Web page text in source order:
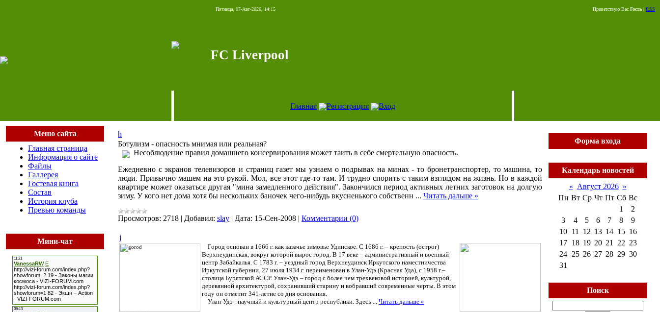
Пятница, 07-Авг-2026, 14:15 Приветствую Вас Гость | RSS
FC Liverpool
Главная Регистрация Вход
Меню сайта
Главная страница
Информация о сайте
Файлы
Галлерея
Гостевая книга
Состав
История клуба
Превью команды
Мини-чат
h
Ботулизм - опасность мнимая или реальная?
Несоблюдение правил домашнего консервирования может таить в себе смертельную опасность.
Ежедневно с экранов телевизоров и страниц газет мы узнаем о подрывах на минах - то бронетранспортер, то машина, то
люди. Привычно машем на это рукой. Мол, все этот где-то там. И трудно спорить с таким взглядом на жизнь. Но в каждой
квартире может оказаться другая "мина замедленного действия". Закончился период активных летних заготовок на долгую
зиму. У кого нет дома хотя бы нескольких баночек чего-нибудь вкусненького собственн ... Читать дальше »
Просмотров: 2718 | Добавил: slay | Дата: 15-Сен-2008 | Комментарии (0)
j
Город основан в 1666 г. как казачье зимовье Удинское. С 1686 г. – крепость (острог)
Верхнеудинская, вокруг которой вырос город. В 17 веке – административный и военный
центр Забайкалья. С 1783 г. – уездный город Верхнеудинск Иркутского наместничества
Иркутской губернии. 27 июля 1934 г. переименован в Улан-Удэ (Красная Уда), с 1958 г.–
столица Бурятской АССР. Улан-Удэ – город с более чем трехвековой историей, культурой,
деревянной архитектурой, сохранивший старину и вобравший современные черты. В этом
году он отметит 341-летие со дня основания.
Улан-Удэ - научный и культурный центр республики. Здесь ... Читать дальше »
Форма входа
Календарь новостей
« Август 2026 »
Пн Вт Ср Чт Пт Сб Вс
1
2
3
4 5 6 7 8
9
10 11 12 13 14 15 16
17 18 19 20 21 22 23
24 25 26 27 28 29 30
31
Поиск